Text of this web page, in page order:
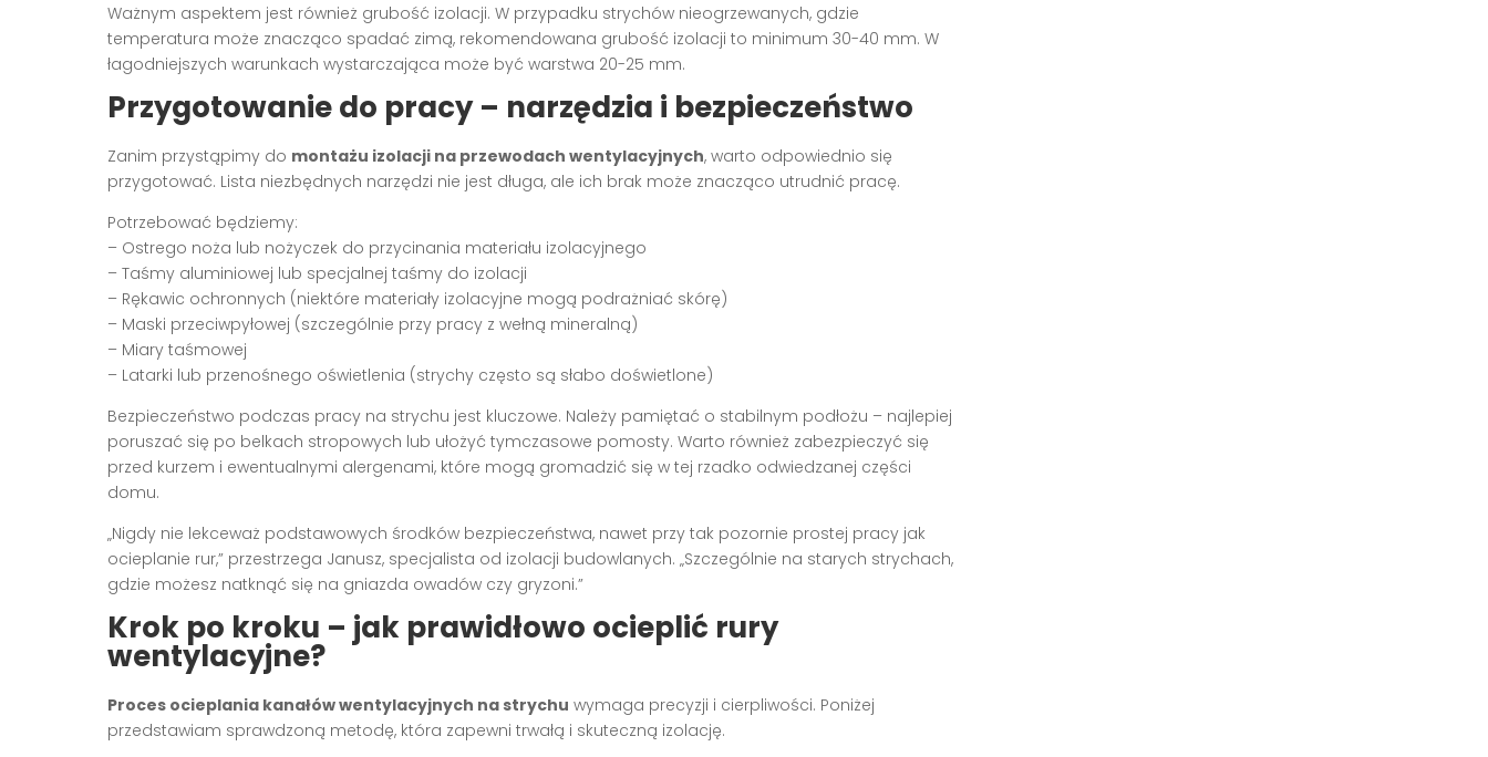
Ważnym aspektem jest również grubość izolacji. W przypadku strychów nieogrzewanych, gdzie
temperatura może znacząco spadać zimą, rekomendowana grubość izolacji to minimum 30-40 mm. W
łagodniejszych warunkach wystarczająca może być warstwa 20-25 mm.
Przygotowanie do pracy – narzędzia i bezpieczeństwo
Zanim przystąpimy do montażu izolacji na przewodach wentylacyjnych, warto odpowiednio się
przygotować. Lista niezbędnych narzędzi nie jest długa, ale ich brak może znacząco utrudnić pracę.
Potrzebować będziemy:
– Ostrego noża lub nożyczek do przycinania materiału izolacyjnego
– Taśmy aluminiowej lub specjalnej taśmy do izolacji
– Rękawic ochronnych (niektóre materiały izolacyjne mogą podrażniać skórę)
– Maski przeciwpyłowej (szczególnie przy pracy z wełną mineralną)
– Miary taśmowej
– Latarki lub przenośnego oświetlenia (strychy często są słabo doświetlone)
Bezpieczeństwo podczas pracy na strychu jest kluczowe. Należy pamiętać o stabilnym podłożu – najlepiej
poruszać się po belkach stropowych lub ułożyć tymczasowe pomosty. Warto również zabezpieczyć się
przed kurzem i ewentualnymi alergenami, które mogą gromadzić się w tej rzadko odwiedzanej części
domu.
„Nigdy nie lekceważ podstawowych środków bezpieczeństwa, nawet przy tak pozornie prostej pracy jak
ocieplanie rur,” przestrzega Janusz, specjalista od izolacji budowlanych. „Szczególnie na starych strychach,
gdzie możesz natknąć się na gniazda owadów czy gryzoni.”
Krok po kroku – jak prawidłowo ocieplić rury
wentylacyjne?
Proces ocieplania kanałów wentylacyjnych na strychu wymaga precyzji i cierpliwości. Poniżej
przedstawiam sprawdzoną metodę, która zapewni trwałą i skuteczną izolację.